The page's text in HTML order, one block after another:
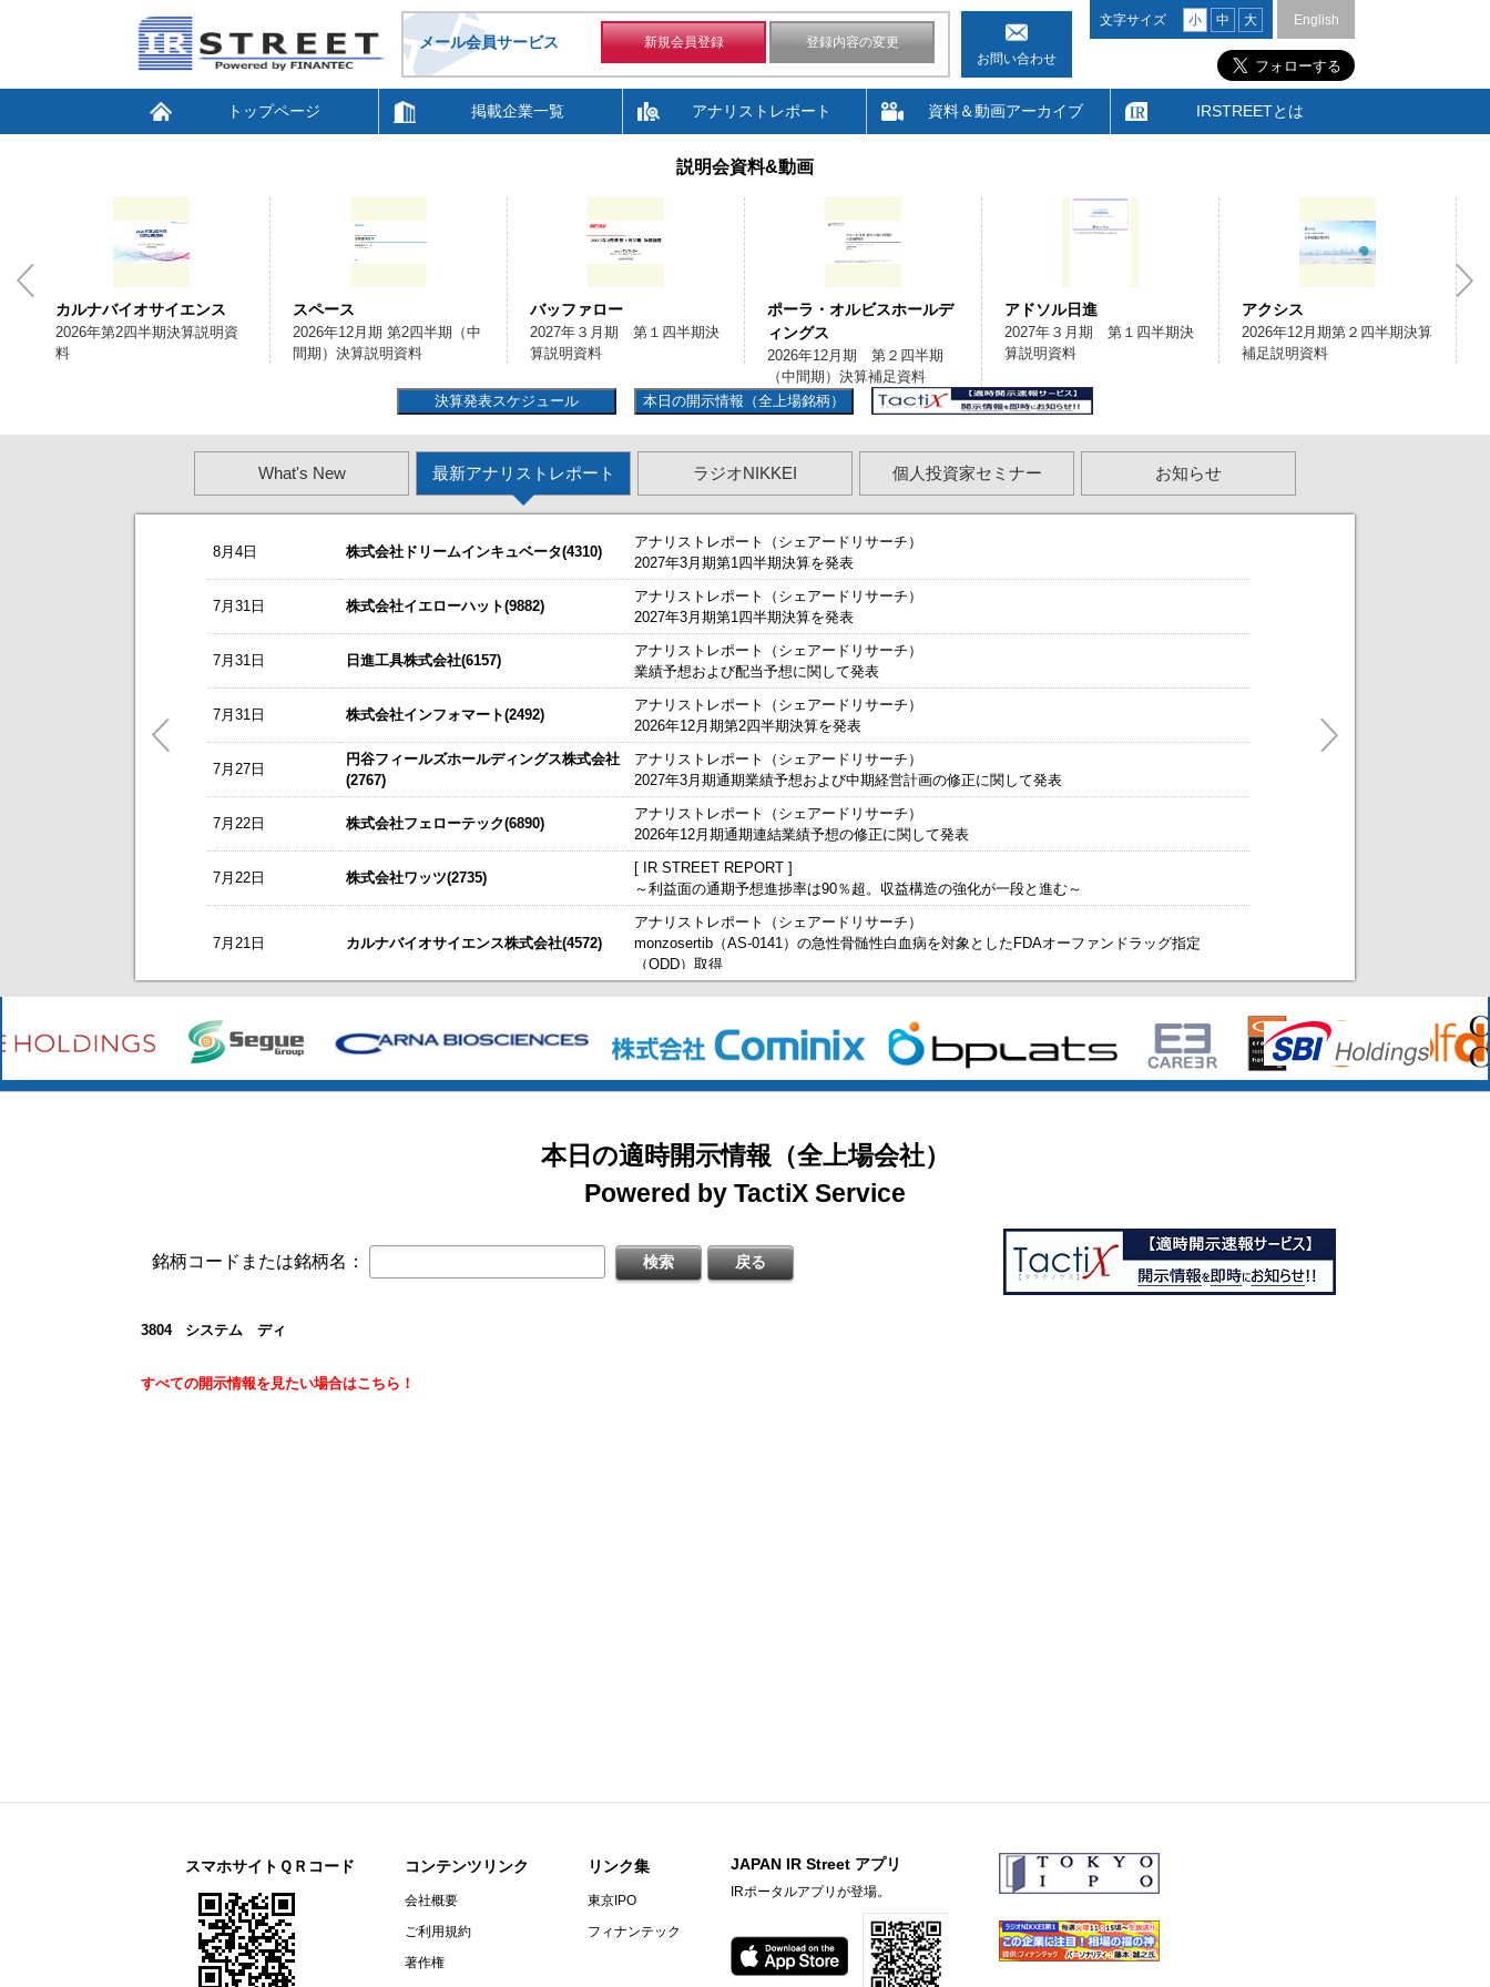
メール会員サービス 新規会員登録
登録内容の変更
お問い合わせ
文字サイズ 小 中 大 English
トップページ 掲載企業一覧 アナリストレポート 資料＆動画アーカイブ IRSTREETとは
説明会資料&動画
カルナバイオサイエンス
2026年第2四半期決算説明資
料
スペース
2026年12月期 第2四半期（中
間期）決算説明資料
バッファロー
2027年３月期 第１四半期決
算説明資料
ポーラ・オルビスホールデ
ィングス
2026年12月期 第２四半期
（中間期）決算補足資料
アドソル日進
2027年３月期 第１四半期決
算説明資料
アクシス
2026年12月期第２四半期決算
補足説明資料
決算発表スケジュール
本日の開示情報（全上場銘柄）
What's New 最新アナリストレポート ラジオNIKKEI 個人投資家セミナー お知らせ
2026/08/06 NEW
株式報酬型ストックオプション（新株予約権）の発行内容の確定に関するお知らせ
ゼロ(9028)
2026年6月期 決算補足説明資料
営業外収益（為替差益）計上に関するお知らせ
2027年３月期 第１四半期決算短信〔日本基準〕（連結）
ニチレキグループ(5011)
今すぐ登録
2026年8月28日、29日開催 「日経・東証ＩＲフェア2026」に出展いたします
カルナバイオサイエンス(4572)
今すぐ登録
営業外費用及び特別損失の計上に関するお知らせ
2026年12月期第2四半期（中間期）決算短信〔日本基準〕(連結)
ビープラッツ(4381)
第三者割当により発行された第７回新株予約権（行使価額修正条項付）の大量行使に関するお知らせ
サンコーテクノ(3435)
譲渡制限付株式報酬としての自己株式の処分の払込完了に関するお知らせ
2027年３月期 第１四半期決算短信〔日本基準〕（連結）
2026年12月期通期連結業績予想の修正に関するお知らせ
ソフトバンクグループ(9984)
2026年12月期 第２四半期（中間期）決算短信〔日本基準〕（連結）
2027年３月期 第１四半期決算説明資料
ＣＬホールディングス(4286)
2026年12月期第2四半期（中間期）決算短信〔ＩＦＲＳ〕（連結）
ナレルグループ(9163)
8月4日 株式会社ドリームインキュベータ(4310)
アナリストレポート（シェアードリサーチ）
2027年3月期第1四半期決算を発表
7月31日 株式会社イエローハット(9882)
アナリストレポート（シェアードリサーチ）
2027年3月期第1四半期決算を発表
7月31日 日進工具株式会社(6157)
アナリストレポート（シェアードリサーチ）
業績予想および配当予想に関して発表
7月31日 株式会社インフォマート(2492)
アナリストレポート（シェアードリサーチ）
2026年12月期第2四半期決算を発表
7月27日
円谷フィールズホールディングス株式会社
(2767)
アナリストレポート（シェアードリサーチ）
2027年3月期通期業績予想および中期経営計画の修正に関して発表
7月22日 株式会社フェローテック(6890)
アナリストレポート（シェアードリサーチ）
2026年12月期通期連結業績予想の修正に関して発表
7月22日 株式会社ワッツ(2735)
[ IR STREET REPORT ]
～利益面の通期予想進捗率は90％超。収益構造の強化が一段と進む～
7月21日 カルナバイオサイエンス株式会社(4572)
アナリストレポート（シェアードリサーチ）
monzosertib（AS-0141）の急性骨髄性白血病を対象としたFDAオーファンドラッグ指定
（ODD）取得
これまで開催した、個人投資家向けIRセミナーやオンラインIRセミナーの内容を動画にてご覧いただけます。
今後のスケジュールにつきましては、こちらよりご確認ください。
お知らせ
8/3カバー(5253)の掲載を開始いたしました。
8/3日本テクノ・ラボ(3849)の掲載を開始いたしました。
5/21 梅の花グループ(7604)の掲載を開始いたしました。 今すぐ登録
～ 戦略的グローバルＩＲのご案内 ～
【ニュースリリース】「WEB海外IRサービス」提供開始！ ～海外機関投資家とのWEBスモールミーティングをアレンジします！～
【ご提案書】戦略的グローバルＩＲのご提案
新規掲載企業
掲載開始日：8/3
日本テクノ・ラボ（3849：アンビシャス）
掲載開始日：7/1
ゴルフ・ドゥ（3032：ネクスト）
掲載開始日：5/21
梅の花グループ（7604：スタンダード）
本日の適時開示情報（全上場会社）
Powered by TactiX Service
銘柄コードまたは銘柄名：
3804 システム ディ
すべての開示情報を見たい場合はこちら！
スマホサイトＱＲコード コンテンツリンク
会社概要
ご利用規約
著作権
リンク集
東京IPO
フィナンテック
JAPAN IR Street アプリ
IRポータルアプリが登場。